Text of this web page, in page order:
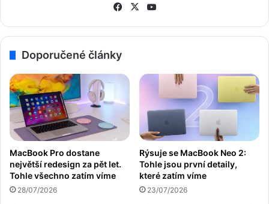
Fa
bo
X
ub
Doporučené články
MacBook Pro dostane
největší redesign za pět let.
Tohle všechno zatím víme
28/07/2026
Rýsuje se MacBook Neo 2:
Tohle jsou první detaily,
které zatím víme
23/07/2026